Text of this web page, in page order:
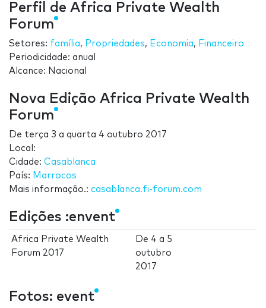
Perfil de Africa Private Wealth
Forum
Setores: família, Propriedades, Economia, Financeiro
Periodicidade: anual
Alcance: Nacional
Nova Edição Africa Private Wealth
Forum
De terça 3 a quarta 4 outubro 2017
Local:
Cidade: Casablanca
País: Marrocos
Mais informação.: casablanca.fi-forum.com
Edições :envent
Africa Private Wealth
Forum 2017
De 4 a 5
outubro
2017
Fotos: event